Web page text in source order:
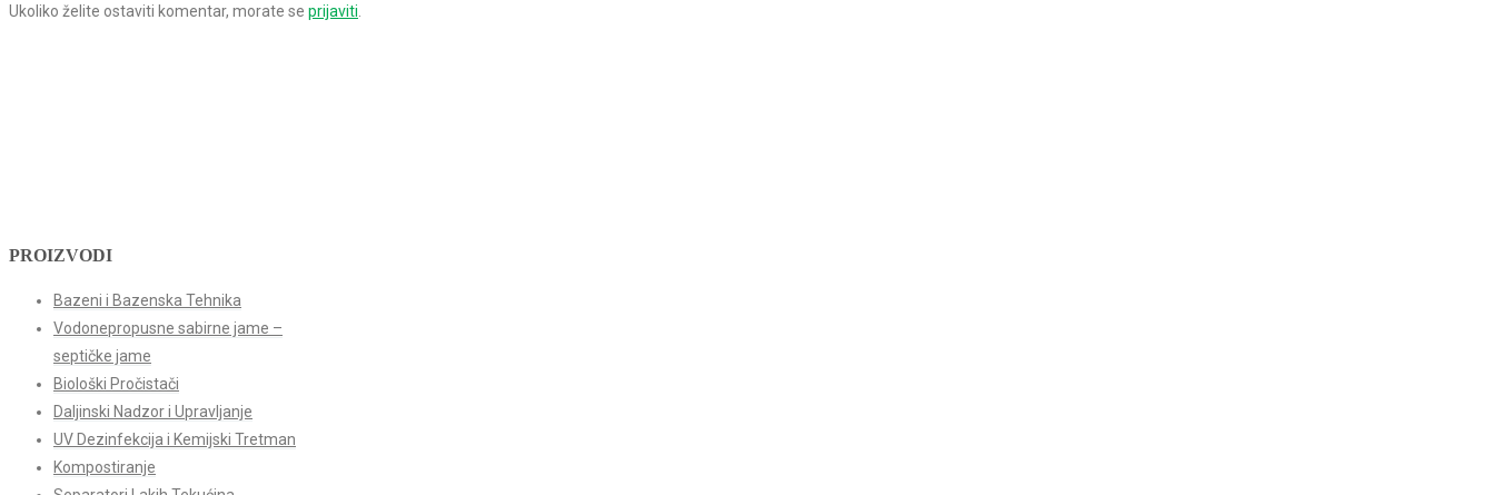
Ukoliko želite ostaviti komentar, morate se prijaviti.
PROIZVODI
Bazeni i Bazenska Tehnika
Vodonepropusne sabirne jame –
septičke jame
Biološki Pročistači
Daljinski Nadzor i Upravljanje
UV Dezinfekcija i Kemijski Tretman
Kompostiranje